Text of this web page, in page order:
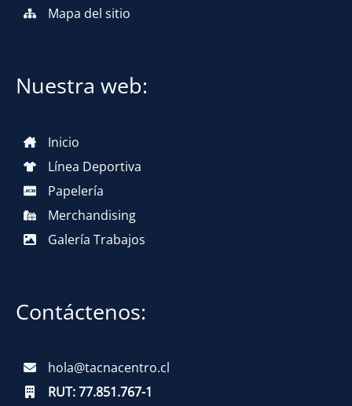
Mapa del sitio
Nuestra web:
Inicio
Línea Deportiva
Papelería
Merchandising
Galería Trabajos
Contáctenos:
hola@tacnacentro.cl
RUT:77.851.767-1